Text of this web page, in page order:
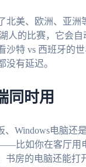
北美、欧洲、亚
的比赛，它会自
沙特 vs 西班牙的
没有延迟。
同时用
Windows电脑还是
比如你在客厅用
书房的电脑还能打